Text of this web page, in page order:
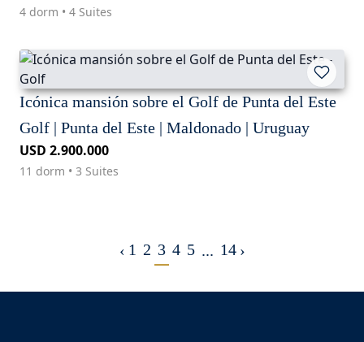
4 dorm • 4 Suites
Icónica mansión sobre el Golf de Punta del Este
Golf | Punta del Este | Maldonado | Uruguay
USD 2.900.000
11 dorm • 3 Suites
‹ 1 2 3 4 5 ... 14 ›